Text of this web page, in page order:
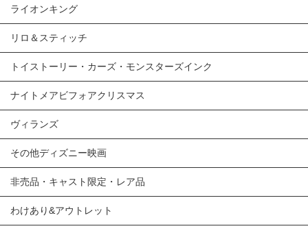
ライオンキング
リロ＆スティッチ
トイストーリー・カーズ・モンスターズインク
ナイトメアビフォアクリスマス
ヴィランズ
その他ディズニー映画
非売品・キャスト限定・レア品
わけあり&アウトレット